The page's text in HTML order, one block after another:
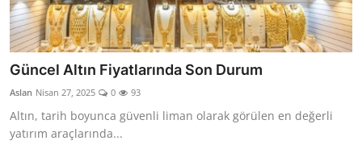
Güncel Altın Fiyatlarında Son Durum
Aslan Nisan 27, 2025 0 93
Altın, tarih boyunca güvenli liman olarak görülen en değerli
yatırım araçlarında...